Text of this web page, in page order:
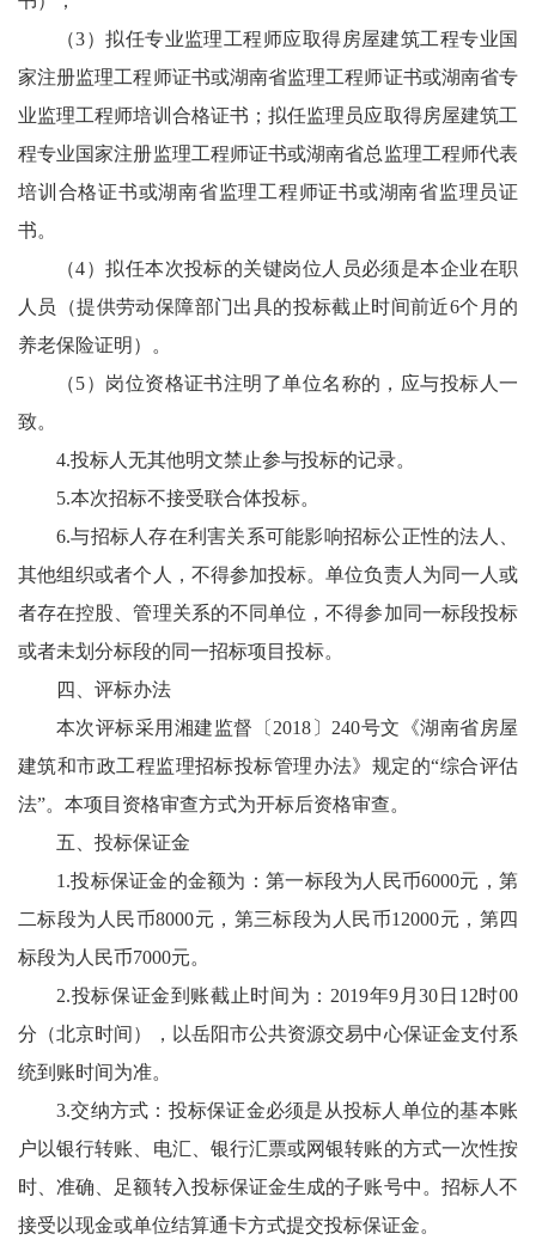
（3）拟任专业监理工程师应取得房屋建筑工程专业国
家注册监理工程师证书或湖南省监理工程师证书或湖南省专
业监理工程师培训合格证书；拟任监理员应取得房屋建筑工
程专业国家注册监理工程师证书或湖南省总监理工程师代表
培训合格证书或湖南省监理工程师证书或湖南省监理员证
书。
（4）拟任本次投标的关键岗位人员必须是本企业在职
人员（提供劳动保障部门出具的投标截止时间前近6个月的
养老保险证明）。
（5）岗位资格证书注明了单位名称的，应与投标人一
致。
4.投标人无其他明文禁止参与投标的记录。
5.本次招标不接受联合体投标。
6.与招标人存在利害关系可能影响招标公正性的法人、
其他组织或者个人，不得参加投标。单位负责人为同一人或
者存在控股、管理关系的不同单位，不得参加同一标段投标
或者未划分标段的同一招标项目投标。
四、评标办法
本次评标采用湘建监督〔2018〕240号文《湖南省房屋
建筑和市政工程监理招标投标管理办法》规定的“综合评估
法”。本项目资格审查方式为开标后资格审查。
五、投标保证金
1.投标保证金的金额为：第一标段为人民币6000元，第
二标段为人民币8000元，第三标段为人民币12000元，第四
标段为人民币7000元。
2.投标保证金到账截止时间为：2019年9月30日12时00
分（北京时间），以岳阳市公共资源交易中心保证金支付系
统到账时间为准。
3.交纳方式：投标保证金必须是从投标人单位的基本账
户以银行转账、电汇、银行汇票或网银转账的方式一次性按
时、准确、足额转入投标保证金生成的子账号中。招标人不
接受以现金或单位结算通卡方式提交投标保证金。